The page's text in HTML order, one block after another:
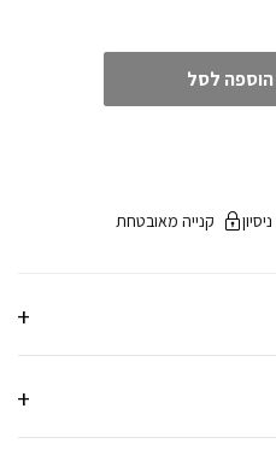
הוספה לסל
קנייה מאובטחת